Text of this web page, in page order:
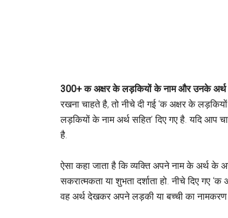
300+ क अक्षर के लड़कियों के नाम और उनके अर्थ
रखना चाहते है, तो नीचे दी गई ‘क अक्षर के
लड़कियों के नाम अर्थ सहित’ दिए गए है. यदि आप
है.
ऐसा कहा जाता है कि व्यक्ति अपने नाम के अर्थ
सकरात्मकता या शुभता दर्शाता हो. नीचे दिए गए
वह अर्थ देखकर अपने लड़की या बच्ची का